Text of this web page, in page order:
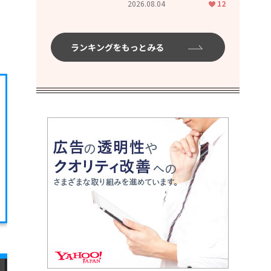
2026.08.04 12
ランキングをもっとみる